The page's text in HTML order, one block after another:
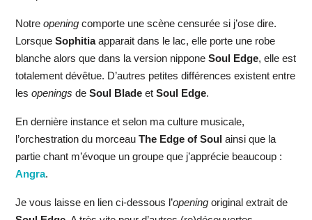
Notre openingcomporte une scène censurée si j’ose dire.
Lorsque Sophitiaapparait dans le lac, elle porte une robe
blanche alors que dans la version nippone Soul Edge, elle est
totalement dévêtue. D’autres petites différences existent entre
les openings de Soul Bladeet Soul Edge.
En dernière instance et selon ma culture musicale,
l’orchestration du morceau The Edge of Soulainsi que la
partie chant m’évoque un groupe que j’apprécie beaucoup :
Angra.
Je vous laisse en lien ci-dessous l’openingoriginal extrait de